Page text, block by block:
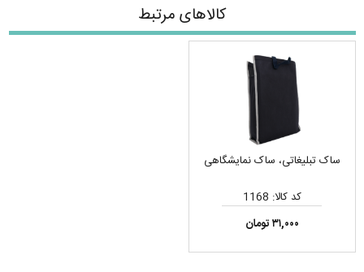
کالاهای مرتبط
ساک تبلیغاتی، ساک نمایشگاهی
کد کالا: 1168
۳۱,۰۰۰ تومان